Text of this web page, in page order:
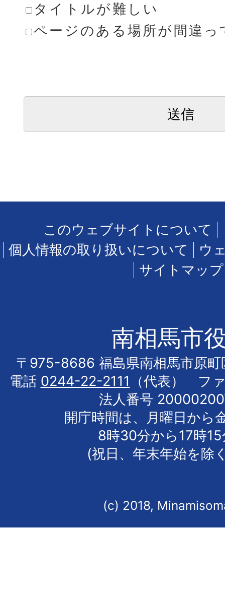
タイトルが難しい
ページのある場所が間違っ
このウェブサイトについて
個人情報の取り扱いについて
ウ
サイトマップ
南相馬市
〒975-8686 福島県南相馬市原町
電話 0244-22-2111
（代表） フ
法人番号
開庁時間は、月曜日から
8時30分から17時
(祝日、年末年始を除
(c) 2018,